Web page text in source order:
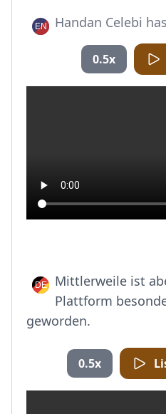
Handan Celebi
0.5x
Mittlerweile ist
Plattform
geworden.
0.5x